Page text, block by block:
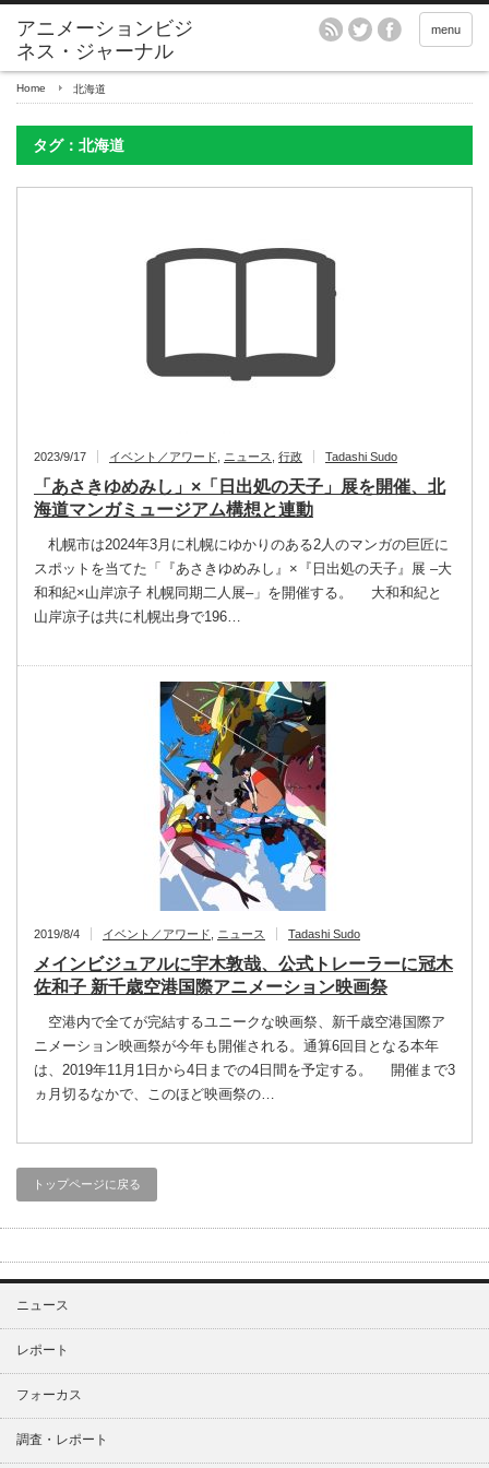
アニメーションビジ
ネス・ジャーナル
menu
Home 北海道
タグ：北海道
2023/9/17 イベント／アワード ニュース 行政 Tadashi Sudo
「あさきゆめみし」×「日出処の天子」展を開催、北
海道マンガミュージアム構想と連動
札幌市は2024年3月に札幌にゆかりのある2人のマンガの巨匠に
スポットを当てた「『あさきゆめみし』×『日出処の天子』展 –大
和和紀×山岸凉子 札幌同期二人展–」を開催する。 大和和紀と
山岸凉子は共に札幌出身で196…
2019/8/4 イベント／アワード ニュース Tadashi Sudo
メインビジュアルに宇木敦哉、公式トレーラーに冠木
佐和子 新千歳空港国際アニメーション映画祭
空港内で全てが完結するユニークな映画祭、新千歳空港国際ア
ニメーション映画祭が今年も開催される。通算6回目となる本年
は、2019年11月1日から4日までの4日間を予定する。 開催まで3
ヵ月切るなかで、このほど映画祭の…
トップページに戻る
ニュース
レポート
フォーカス
調査・レポート